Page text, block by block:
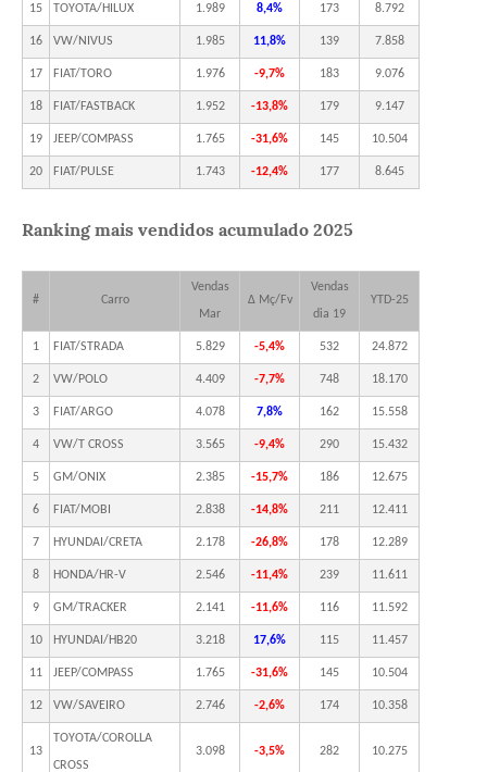
15 TOYOTA/HILUX 1.989 8,4% 173 8.792
16 VW/NIVUS 1.985 11,8% 139 7.858
17 FIAT/TORO 1.976 -9,7% 183 9.076
18 FIAT/FASTBACK 1.952 -13,8% 179 9.147
19 JEEP/COMPASS 1.765 -31,6% 145 10.504
20 FIAT/PULSE 1.743 -12,4% 177 8.645
Ranking mais vendidos acumulado 2025
# Carro
Vendas
Mar
Δ Mç/Fv
Vendas
dia 19
YTD-25
1 FIAT/STRADA 5.829 -5,4% 532 24.872
2 VW/POLO 4.409 -7,7% 748 18.170
3 FIAT/ARGO 4.078 7,8% 162 15.558
4 VW/T CROSS 3.565 -9,4% 290 15.432
5 GM/ONIX 2.385 -15,7% 186 12.675
6 FIAT/MOBI 2.838 -14,8% 211 12.411
7 HYUNDAI/CRETA 2.178 -26,8% 178 12.289
8 HONDA/HR-V 2.546 -11,4% 239 11.611
9 GM/TRACKER 2.141 -11,6% 116 11.592
10 HYUNDAI/HB20 3.218 17,6% 115 11.457
11 JEEP/COMPASS 1.765 -31,6% 145 10.504
12 VW/SAVEIRO 2.746 -2,6% 174 10.358
13
TOYOTA/COROLLA
CROSS
3.098 -3,5% 282 10.275